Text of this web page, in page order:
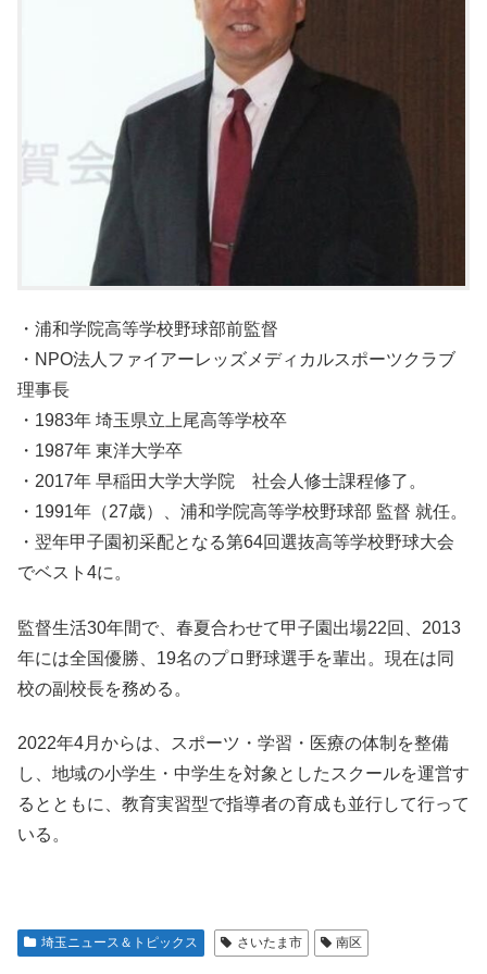
・浦和学院高等学校野球部前監督
・NPO法人ファイアーレッズメディカルスポーツクラブ
理事長
・1983年 埼玉県立上尾高等学校卒
・1987年 東洋大学卒
・2017年 早稲田大学大学院 社会人修士課程修了。
・1991年（27歳）、浦和学院高等学校野球部 監督 就任。
・翌年甲子園初采配となる第64回選抜高等学校野球大会
でベスト4に。
監督生活30年間で、春夏合わせて甲子園出場22回、2013
年には全国優勝、19名のプロ野球選手を輩出。現在は同
校の副校長を務める。
2022年4月からは、スポーツ・学習・医療の体制を整備
し、地域の小学生・中学生を対象としたスクールを運営す
るとともに、教育実習型で指導者の育成も並行して行って
いる。
埼玉ニュース＆トピックス さいたま市 南区